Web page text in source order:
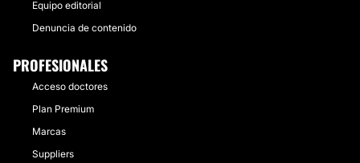
Equipo editorial
Denuncia de contenido
PROFESIONALES
Acceso doctores
Plan Premium
Marcas
Suppliers